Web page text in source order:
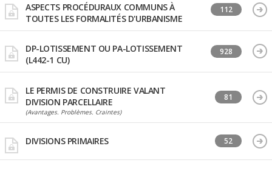
ASPECTS PROCÉDURAUX COMMUNS À
TOUTES LES FORMALITÉS D'URBANISME
112
DP-LOTISSEMENT OU PA-LOTISSEMENT
(L442-1 CU)
928
LE PERMIS DE CONSTRUIRE VALANT
DIVISION PARCELLAIRE
(Avantages. Problèmes. Craintes)
81
DIVISIONS PRIMAIRES 52